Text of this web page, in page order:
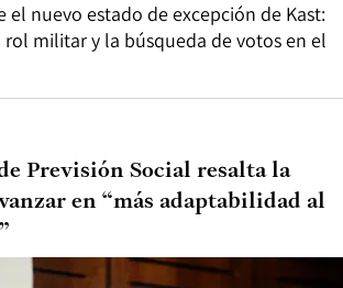
el nuevo estado de excepción de Kast:
rol militar y la búsqueda de votos en el
Previsión Social resalta la
en “más adaptabilidad al